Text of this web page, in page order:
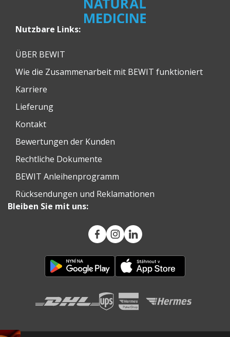
Nutzbare Links:
ÜBER BEWIT
Wie die Zusammenarbeit mit BEWIT funktioniert
Karriere
Lieferung
Kontakt
Bewertungen der Kunden
Rechtliche Dokumente
BEWIT Anleihenprogramm
Rücksendungen und Reklamationen
Bleiben Sie mit uns: